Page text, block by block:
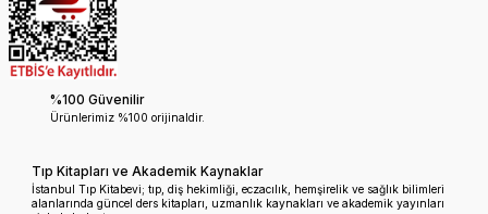
%100 Güvenilir
Ürünlerimiz %100 orijinaldir.
Tıp Kitapları ve Akademik Kaynaklar
İstanbul Tıp Kitabevi; tıp, diş hekimliği, eczacılık, hemşirelik ve sağlık bilimleri
alanlarında güncel ders kitapları, uzmanlık kaynakları ve akademik yayınları